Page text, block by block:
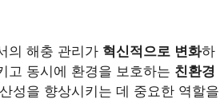
의 해충 관리가 혁신적으로 변화하
고 동시에 환경을 보호하는 친환경
성을 향상시키는 데 중요한 역할을